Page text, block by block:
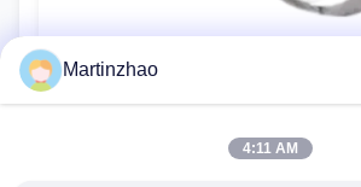
কেটিএস১৩০ তাপমাত্রা সেন্সর
Martinzhao
4:11 AM